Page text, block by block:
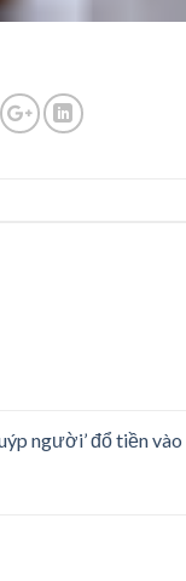
người’ đổ tiền